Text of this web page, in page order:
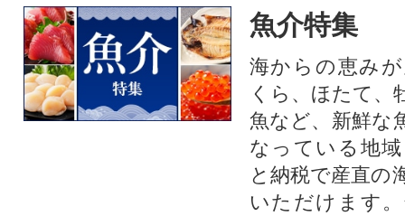
魚介特集
海からの恵み
くら、ほたて、
魚など、新鮮な
なっている地
と納税で産直の
いただけます